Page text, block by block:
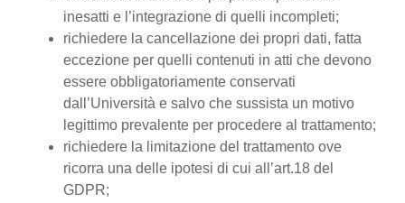
inesatti e l’integrazione di quelli incompleti;
richiedere la cancellazione dei propri dati, fatta
eccezione per quelli contenuti in atti che devono
essere obbligatoriamente conservati
dall’Università e salvo che sussista un motivo
legittimo prevalente per procedere al trattamento;
richiedere la limitazione del trattamento ove
ricorra una delle ipotesi di cui all’art.18 del
GDPR;